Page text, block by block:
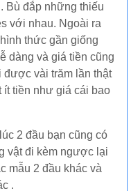
Bù đắp những thiếu
với nhau. Ngoài ra
thức gần giống
dàng và giá tiền cũng
được vài trăm lần thật
ít tiền như giá cái bao
2 đầu bạn cũng có
vật đi kèm ngược lại
mẫu 2 đầu khác và
.